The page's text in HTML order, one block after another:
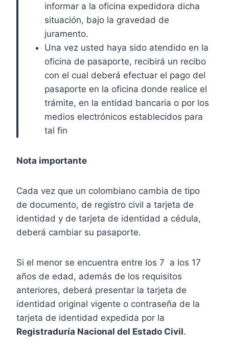
informar a la oficina expedidora dicha
situación, bajo la gravedad de
juramento.
Una vez usted haya sido atendido en la
oficina de pasaporte, recibirá un recibo
con el cual deberá efectuar el pago del
pasaporte en la oficina donde realice el
trámite, en la entidad bancaria o por los
medios electrónicos establecidos para
tal fin
Nota importante
Cada vez que un colombiano cambia de tipo
de documento, de registro civil a tarjeta de
identidad y de tarjeta de identidad a cédula,
deberá cambiar su pasaporte.
Si el menor se encuentra entre los 7 a los 17
años de edad, además de los requisitos
anteriores, deberá presentar la tarjeta de
identidad original vigente o contraseña de la
tarjeta de identidad expedida por la
Registraduría Nacional del Estado Civil.